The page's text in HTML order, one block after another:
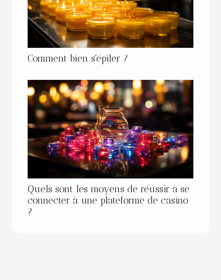
Comment bien s'épiler ?
Quels sont les moyens de réussir à se
connecter à une plateforme de casino
?